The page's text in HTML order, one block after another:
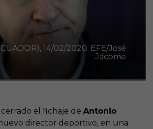
14/02/2020. EFE/José
Jácome
cerrado el fichaje de Antonio
director deportivo, en una